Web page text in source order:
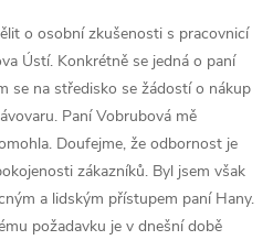
o osobní zkušenosti s pracovnicí
Ústí. Konkrétně se jedná o paní
se na středisko se žádostí o nákup
Paní Vobrubová mě
Doufejme, že odbornost je
zákazníků. Byl jsem však
a lidským přístupem paní Hany.
požadavku je v dnešní době